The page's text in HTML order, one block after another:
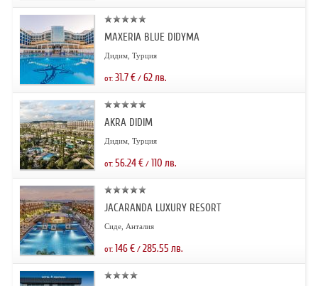
MAXERIA BLUE DIDYMA
Дидим, Турция
от: 31.7€/ 62лв.
AKRA DIDIM
Дидим, Турция
от: 56.24€/ 110 лв.
JACARANDA LUXURY RESORT
Сиде, Анталия
от: 146€/ 285.55 лв.